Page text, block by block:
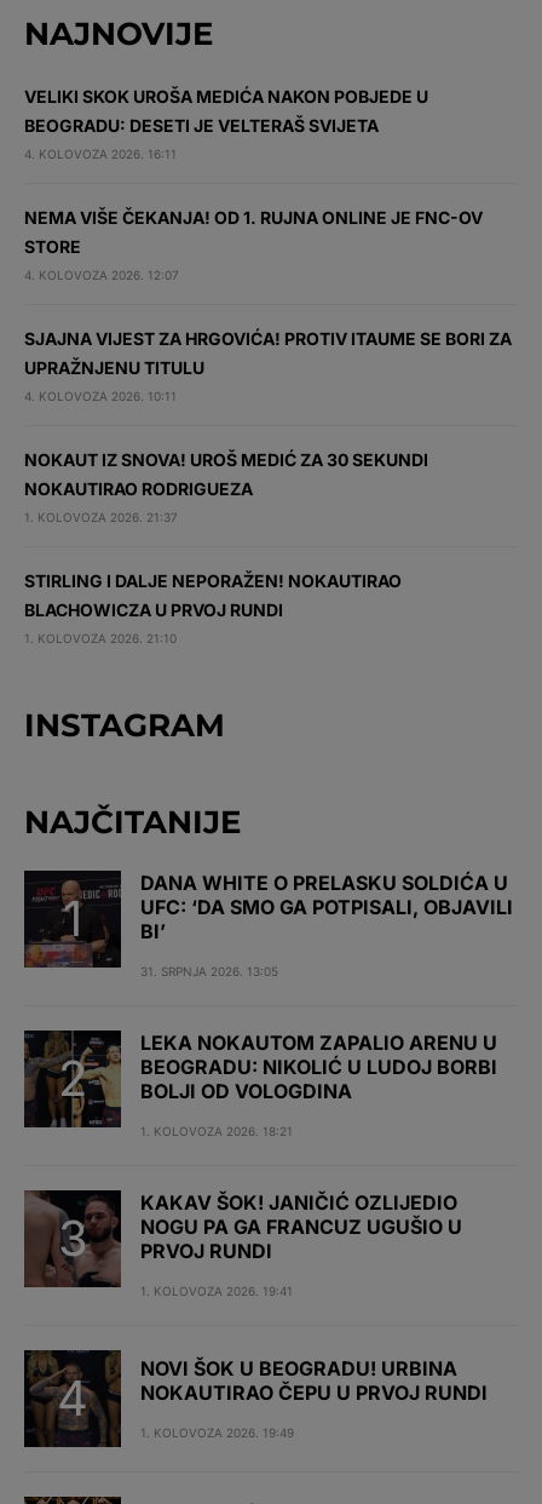
NAJNOVIJE
VELIKI SKOK UROŠA MEDIĆA NAKON POBJEDE U
BEOGRADU: DESETI JE VELTERAŠ SVIJETA
4. KOLOVOZA 2026. 16:11
NEMA VIŠE ČEKANJA! OD 1. RUJNA ONLINE JE FNC-OV
STORE
4. KOLOVOZA 2026. 12:07
SJAJNA VIJEST ZA HRGOVIĆA! PROTIV ITAUME SE BORI ZA
UPRAŽNJENU TITULU
4. KOLOVOZA 2026. 10:11
NOKAUT IZ SNOVA! UROŠ MEDIĆ ZA 30 SEKUNDI
NOKAUTIRAO RODRIGUEZA
1. KOLOVOZA 2026. 21:37
STIRLING I DALJE NEPORAŽEN! NOKAUTIRAO
BLACHOWICZA U PRVOJ RUNDI
1. KOLOVOZA 2026. 21:10
INSTAGRAM
NAJČITANIJE
DANA WHITE O PRELASKU SOLDIĆA U
UFC: ‘DA SMO GA POTPISALI, OBJAVILI
BI’
31. SRPNJA 2026. 13:05
LEKA NOKAUTOM ZAPALIO ARENU U
BEOGRADU: NIKOLIĆ U LUDOJ BORBI
BOLJI OD VOLOGDINA
1. KOLOVOZA 2026. 18:21
KAKAV ŠOK! JANIČIĆ OZLIJEDIO
NOGU PA GA FRANCUZ UGUŠIO U
PRVOJ RUNDI
1. KOLOVOZA 2026. 19:41
NOVI ŠOK U BEOGRADU! URBINA
NOKAUTIRAO ČEPU U PRVOJ RUNDI
1. KOLOVOZA 2026. 19:49